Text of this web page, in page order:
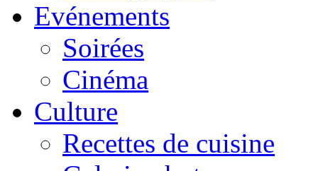
Evénements
Soirées
Cinéma
Culture
Recettes de cuisine